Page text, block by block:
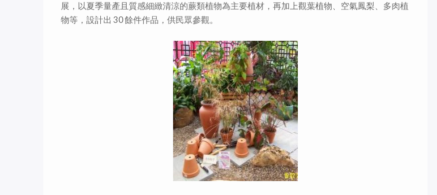
展，以夏季量產且質感細緻清涼的蕨類植物為主要植材，再加上觀葉植物、空氣鳳梨、多肉植
物等，設計出 30 餘件作品，供民眾參觀。